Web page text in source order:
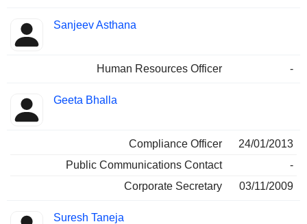
Sanjeev Asthana
Human Resources Officer -
Geeta Bhalla
Compliance Officer
24/01/2013
Public Communications Contact
-
Corporate Secretary
03/11/2009
Suresh Taneja